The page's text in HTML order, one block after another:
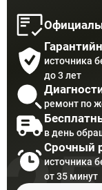
источника
до 3 лет
ремонт по
в день
Срочный
источника
от 35 минут